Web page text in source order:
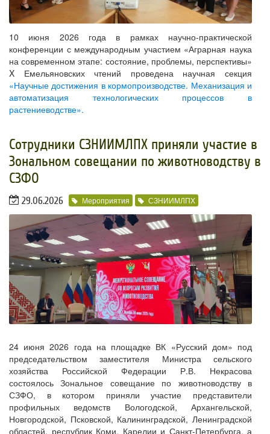
10 июня 2026 года в рамках научно-практической
конференции с международным участием «Аграрная наука
на современном этапе: состояние, проблемы, перспективы»
X Емельяновских чтений проведена научная секция
«Научные достижения в кормопроизводстве. Механизация и
автоматизация технологических процессов в
растениеводстве».
​Сотрудники СЗНИИМЛПХ приняли участие в
Зональном совещании по животноводству в
СЗФО
29.06.2026 Мероприятия СЗНИИМЛПХ
24 июня 2026 года на площадке ВК «Русский дом» под
председательством заместителя Министра сельского
хозяйства Российской Федерации Р.В. Некрасова
состоялось Зональное совещание по животноводству в
СЗФО, в котором приняли участие представители
профильных ведомств Вологодской, Архангельской,
Новгородской, Псковской, Калининградской, Ленинградской
областей, республик Коми, Карелии и Санкт-Петербурга, а